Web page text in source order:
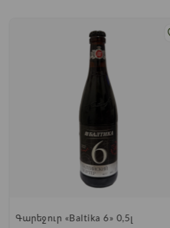
Գարեջուր «Baltika 6» 0,5լ